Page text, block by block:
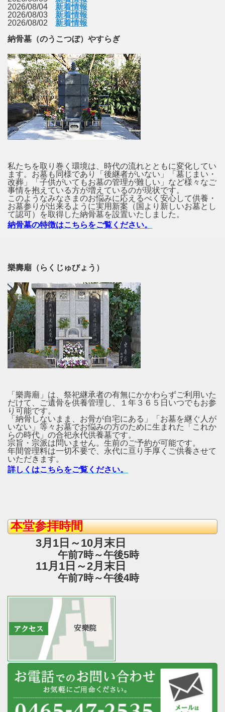
2026/08/04
新着情報
2026/08/03
新着情報
2026/08/02
新着情報
納骨墓（のうこつぼ）やすらぎ
私たちを取り巻く環境は、時代の流れとともに変化してい
ます。お墓も同様であり「後継者がいない」「墓じまい・
改葬」「子供がいてもお墓の管理が難しい」など様々なご
事情を抱えている方が増えているのが現状です。
このようなみなさまのお悩みに応えるべく安心して供養・
お墓参りが出来るように実用新案（国より新しいお墓とし
て認可）を取得した納骨墓を設置いたしました。
納骨墓の特徴はこちらをご覧ください。
樂壽廟（らくじゅびょう）
「樂壽廟」は、祭祀継承者の有無にかかわらずご利用いた
だけて、ご遺骨を供養管理し、１年３６５日いつでもお参
り可能です。
「納骨しないまま、お骨が自宅にある」「お墓を継ぐ人が
いない」等々お墓でお悩みの方のために生まれた「これか
らの時代」の合祀永代供養墓です。
宗旨・宗派は問いません。生前のご予約が可能です。
年間管理料は一切不要で、永代に亘り手厚くご供養させて
いただきます。
詳しくはこちらをご覧ください。
本堂参拝時間
3月1日～10月末日
午前7時～午後5時
11月1日～2月末日
午前7時～午後4時